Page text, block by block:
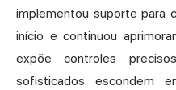
implementou suporte para
início e continuou
expõe controles
sofisticados escondem